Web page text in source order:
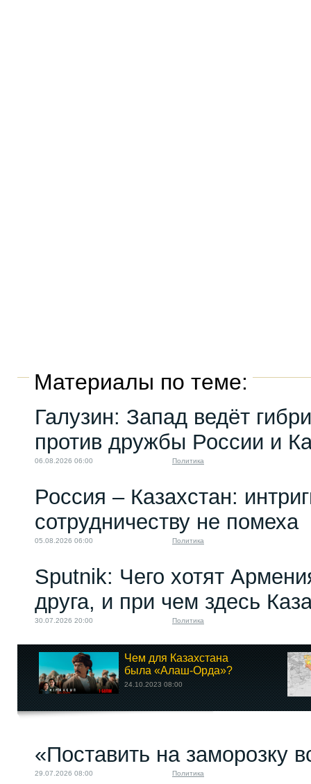
Материалы по теме:
Галузин: Запад ведёт
против дружбы России и
06.08.2026 06:00 Политика
Россия – Казахстан:
сотрудничеству не помеха
05.08.2026 06:00 Политика
Sputnik: Чего хотят
друга, и при чем здесь
30.07.2026 20:00 Политика
Чем для Казахстана
была «Алаш-Орда»?
24.10.2023 08:00
«Поставить на заморозку
29.07.2026 08:00 Политика